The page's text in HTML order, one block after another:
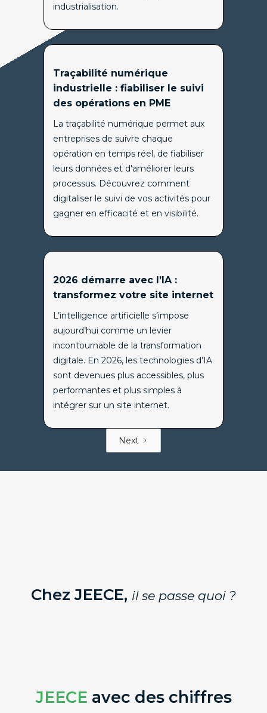
industrialisation.
Traçabilité numérique
industrielle : fiabiliser le suivi
des opérations en PME
La traçabilité numérique permet aux
entreprises de suivre chaque
opération en temps réel, de fiabiliser
leurs données et d'améliorer leurs
processus. Découvrez comment
digitaliser le suivi de vos activités pour
gagner en efficacité et en visibilité.
2026 démarre avec l’IA :
transformez votre site internet
L’intelligence artificielle s’impose
aujourd’hui comme un levier
incontournable de la transformation
digitale. En 2026, les technologies d’IA
sont devenues plus accessibles, plus
performantes et plus simples à
intégrer sur un site internet.
Next
Chez JEECE, il se passe quoi ?
JEECE avec des chiffres